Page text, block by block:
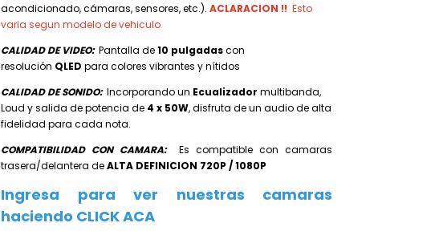
acondicionado, cámaras, sensores, etc.). ACLARACION !! Esto
varia segun modelo de vehiculo
CALIDAD DE VIDEO: Pantalla de10 pulgadascon
resolución QLED para colores vibrantes y nítidos
CALIDAD DE SONIDO: Incorporandoun Ecualizador multibanda,
Loud y salida de potencia de 4 x 50W, disfruta de un audio de alta
fidelidad para cada nota.
COMPATIBILIDAD CON CAMARA:
Es compatible con camaras
trasera/delantera deALTA DEFINICION 720P / 1080P
Ingresa para ver nuestras camaras
haciendo CLICK ACA